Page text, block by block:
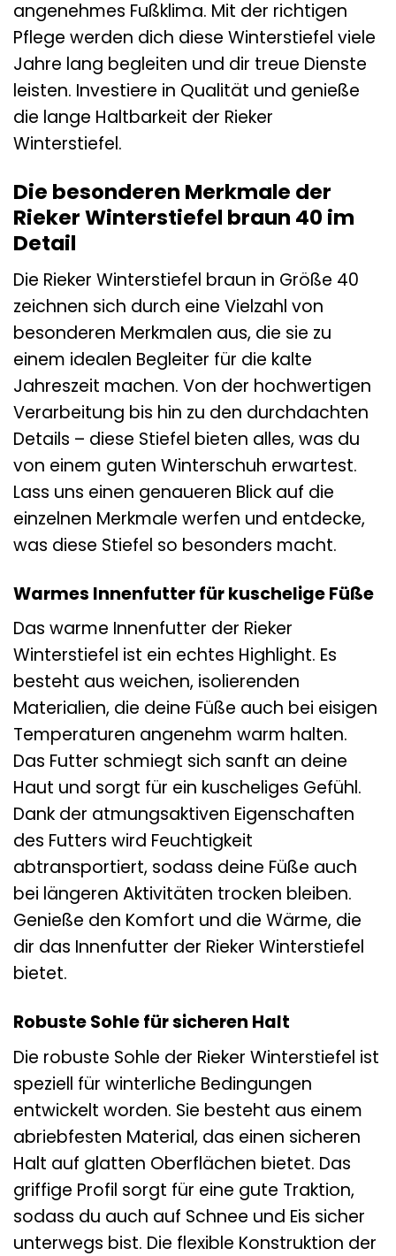
angenehmes Fußklima. Mit der richtigen
Pflege werden dich diese Winterstiefel viele
Jahre lang begleiten und dir treue Dienste
leisten. Investiere in Qualität und genieße
die lange Haltbarkeit der Rieker
Winterstiefel.
Die besonderen Merkmale der
Rieker Winterstiefel braun 40 im
Detail
Die Rieker Winterstiefel braun in Größe 40
zeichnen sich durch eine Vielzahl von
besonderen Merkmalen aus, die sie zu
einem idealen Begleiter für die kalte
Jahreszeit machen. Von der hochwertigen
Verarbeitung bis hin zu den durchdachten
Details – diese Stiefel bieten alles, was du
von einem guten Winterschuh erwartest.
Lass uns einen genaueren Blick auf die
einzelnen Merkmale werfen und entdecke,
was diese Stiefel so besonders macht.
Warmes Innenfutter für kuschelige Füße
Das warme Innenfutter der Rieker
Winterstiefel ist ein echtes Highlight. Es
besteht aus weichen, isolierenden
Materialien, die deine Füße auch bei eisigen
Temperaturen angenehm warm halten.
Das Futter schmiegt sich sanft an deine
Haut und sorgt für ein kuscheliges Gefühl.
Dank der atmungsaktiven Eigenschaften
des Futters wird Feuchtigkeit
abtransportiert, sodass deine Füße auch
bei längeren Aktivitäten trocken bleiben.
Genieße den Komfort und die Wärme, die
dir das Innenfutter der Rieker Winterstiefel
bietet.
Robuste Sohle für sicheren Halt
Die robuste Sohle der Rieker Winterstiefel ist
speziell für winterliche Bedingungen
entwickelt worden. Sie besteht aus einem
abriebfesten Material, das einen sicheren
Halt auf glatten Oberflächen bietet. Das
griffige Profil sorgt für eine gute Traktion,
sodass du auch auf Schnee und Eis sicher
unterwegs bist. Die flexible Konstruktion der